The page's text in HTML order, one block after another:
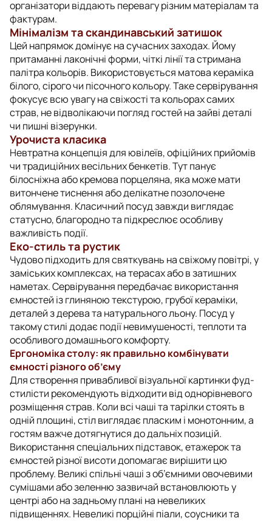
організатори віддають перевагу різним матеріалам та
фактурам.
Мінімалізм та скандинавський затишок
Цей напрямок домінує на сучасних заходах. Йому
притаманні лаконічні форми, чіткі лінії та стримана
палітра кольорів. Використовується матова кераміка
білого, сірого чи пісочного кольору. Таке сервірування
фокусує всю увагу на свіжості та кольорах самих
страв, не відволікаючи погляд гостей на зайві деталі
чи пишні візерунки.
Урочиста класика
Невтратна концепція для ювілеїв, офіційних прийомів
чи традиційних весільних бенкетів. Тут панує
білосніжна або кремова порцеляна, яка може мати
витончене тиснення або делікатне позолочене
облямування. Класичний посуд завжди виглядає
статусно, благородно та підкреслює особливу
важливість події.
Еко-стиль та рустик
Чудово підходить для святкувань на свіжому повітрі, у
заміських комплексах, на терасах або в затишних
наметах. Сервірування передбачає використання
ємностей із глиняною текстурою, грубої кераміки,
деталей з дерева та натурального льону. Посуд у
такому стилі додає події невимушеності, теплоти та
особливого домашнього комфорту.
Ергономіка столу: як правильно комбінувати
ємності різного об’єму
Для створення привабливої візуальної картинки фуд-
стилісти рекомендують відходити від однорівневого
розміщення страв. Коли всі чаші та тарілки стоять в
одній площині, стіл виглядає пласким і монотонним, а
гостям важче дотягнутися до дальніх позицій.
Використання спеціальних підставок, етажерок та
ємностей різної висоти допомагає вирішити цю
проблему. Великі спільні чаші з об’ємними овочевими
сумішами або зеленню зазвичай встановлюють у
центрі або на задньому плані на невеликих
підвищеннях. Невеликі порційні піали, соусники та